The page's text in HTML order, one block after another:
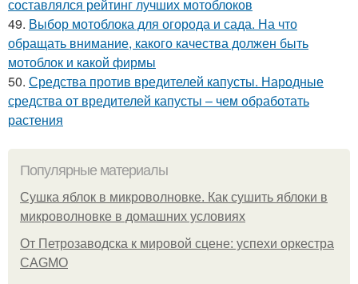
составлялся рейтинг лучших мотоблоков
49. Выбор мотоблока для огорода и сада. На что
обращать внимание, какого качества должен быть
мотоблок и какой фирмы
50. Средства против вредителей капусты. Народные
средства от вредителей капусты – чем обработать
растения
Популярные материалы
Сушка яблок в микроволновке. Как сушить яблоки в
микроволновке в домашних условиях
От Петрозаводска к мировой сцене: успехи оркестра
CAGMO